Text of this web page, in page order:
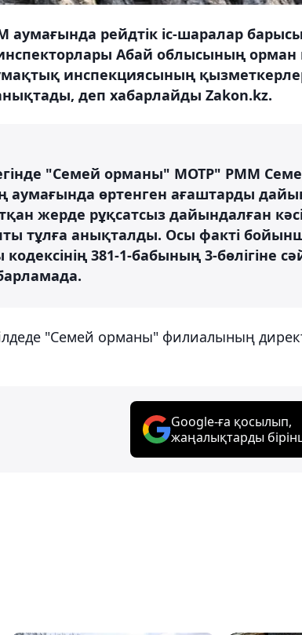
рейдтік іс-шаралар
Абай облысының
инспекциясының
деп хабарлайды Zakon.kz.
"Семей орманы" МОТР" РММ
өртенген ағаштарды
жерде рұқсатсыз дайындалған
тұлға анықталды. Осы факті
381-1-бабының 3-бөлігіне
"Семей орманы" филиалының
Google-ға қосылып,
жаңалықтарды